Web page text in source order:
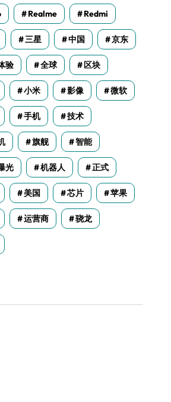
Realme Redmi
三星 中国 京东
验 全球 区块
小米 影像 微软
手机 技术
旗舰 智能
光 机器人 正式
美国 芯片 苹果
运营商 骁龙